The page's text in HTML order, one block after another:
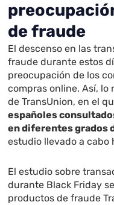
de fraude
El descenso en las
fraude durante estos
preocupación de los
compras online. Así, lo
de TransUnion, en el
españoles
en diferentes grados
estudio llevado a cabo
El estudio sobre
durante Black Friday
productos de fraude